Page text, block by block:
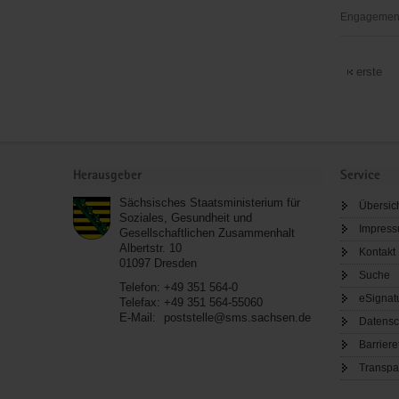
Luth.
e.V.erste
Herausgeber
Sächsisches Staatsministerium für
Soziales, Gesundheit und
Gesellschaftlichen Zusammenhalt
Albertstr. 10
01097 Dresden
Telefon: +49 351 564-0
Telefax: +49 351 564-55060
E-Mail:
poststelle@sms.sachsen.de
Service
Kontakt
Suche